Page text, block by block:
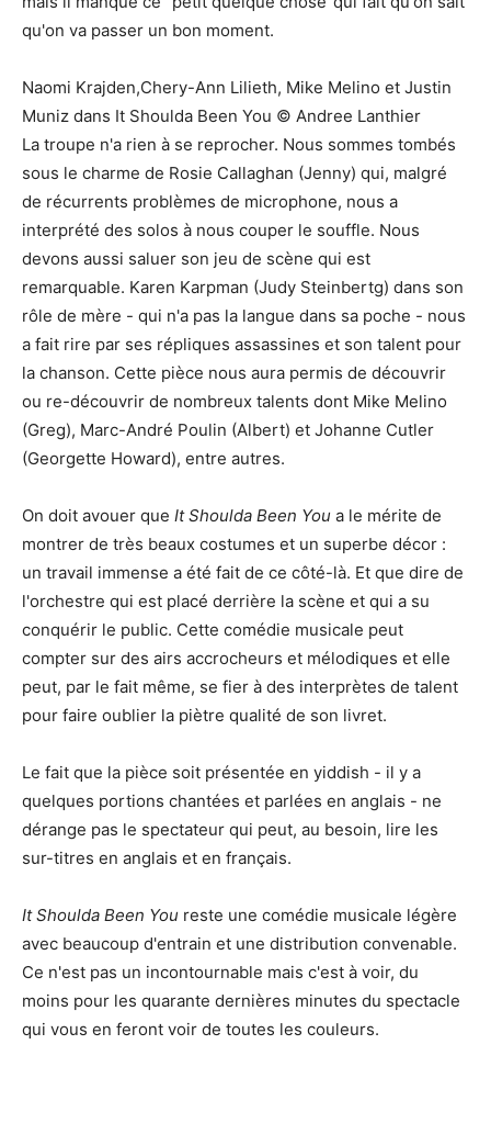
qu'on va passer un bon moment.
Naomi Krajden,Chery-Ann Lilieth, Mike Melino et Justin
Muniz dans It Shoulda Been You © Andree Lanthier
La troupe n'a rien à se reprocher. Nous sommes tombés
sous le charme de Rosie Callaghan (Jenny) qui, malgré
de récurrents problèmes de microphone, nous a
interprété des solos à nous couper le souffle. Nous
devons aussi saluer son jeu de scène qui est
remarquable. Karen Karpman (Judy Steinbertg) dans son
rôle de mère - qui n'a pas la langue dans sa poche - nous
a fait rire par ses répliques assassines et son talent pour
la chanson. Cette pièce nous aura permis de découvrir
ou re-découvrir de nombreux talents dont Mike Melino
(Greg), Marc-André Poulin (Albert) et Johanne Cutler
(Georgette Howard), entre autres.
On doit avouer que It Shoulda Been You a le mérite de
montrer de très beaux costumes et un superbe décor :
un travail immense a été fait de ce côté-là. Et que dire de
l'orchestre qui est placé derrière la scène et qui a su
conquérir le public. Cette comédie musicale peut
compter sur des airs accrocheurs et mélodiques et elle
peut, par le fait même, se fier à des interprètes de talent
pour faire oublier la piètre qualité de son livret.
Le fait que la pièce soit présentée en yiddish - il y a
quelques portions chantées et parlées en anglais - ne
dérange pas le spectateur qui peut, au besoin, lire les
sur-titres en anglais et en français.
It Shoulda Been You reste une comédie musicale légère
avec beaucoup d'entrain et une distribution convenable.
Ce n'est pas un incontournable mais c'est à voir, du
moins pour les quarante dernières minutes du spectacle
qui vous en feront voir de toutes les couleurs.